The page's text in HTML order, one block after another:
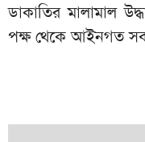
ডাকাতির মালামাল
পক্ষ থেকে আইনগত সব